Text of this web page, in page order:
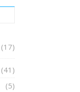
(17)
(41)
(5)